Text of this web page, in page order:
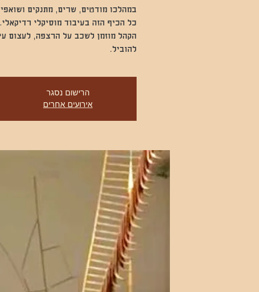
הקהל מוזמן לשכב על הרצפה, לעצום
להוביל.
הרישום נסגר
אירועים אחרים